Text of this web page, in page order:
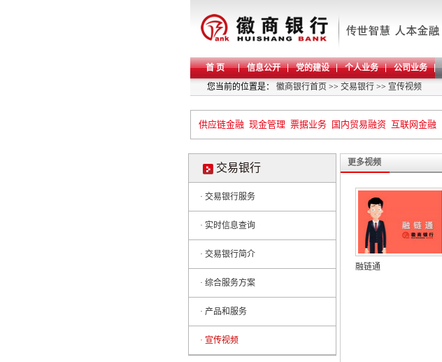
首 页 信息公开 党的建设 个人业务 公司业务
您当前的位置是： 徽商银行首页 >> 交易银行 >> 宣传视频
供应链金融 现金管理 票据业务 国内贸易融资 互联网金融
交易银行
· 交易银行服务
· 实时信息查询
· 交易银行简介
· 综合服务方案
· 产品和服务
· 宣传视频
更多视频
融链通